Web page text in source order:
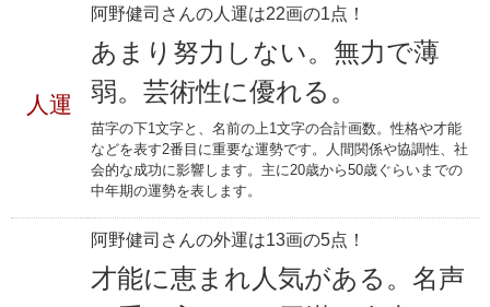
人運
阿野健司さんの人運は22画の1点！
あまり努力しない。無力で薄
弱。芸術性に優れる。
苗字の下1文字と、名前の上1文字の合計画数。性格や才能
などを表す2番目に重要な運勢です。人間関係や協調性、社
会的な成功に影響します。主に20歳から50歳ぐらいまでの
中年期の運勢を表します。
阿野健司さんの外運は13画の5点！
才能に恵まれ人気がある。名声